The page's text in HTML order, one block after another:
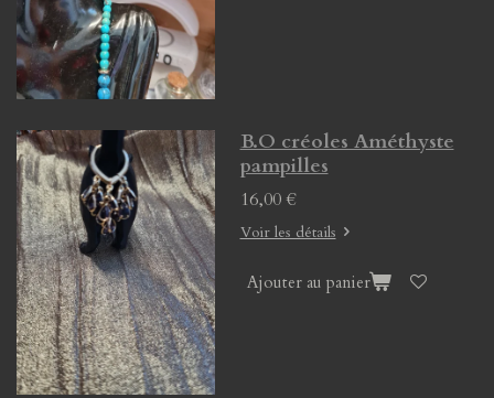
B.O créoles Améthyste
pampilles
16,00 €
Voir les détails
Ajouter au panier